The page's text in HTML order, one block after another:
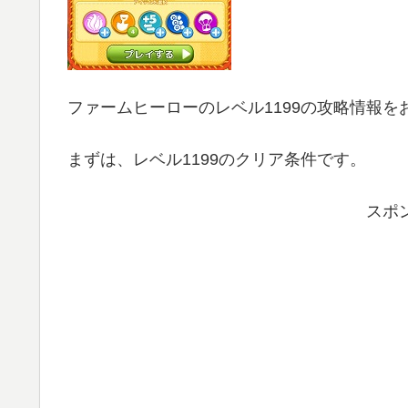
ファームヒーローのレベル1199の攻略情報を
まずは、レベル1199のクリア条件です。
スポ